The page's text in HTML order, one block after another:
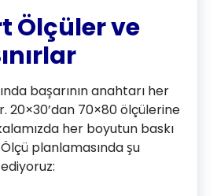
Ölçüler ve
başarının anahtarı her
20×30’dan 70×80 ölçülerine
her boyutun baskı
Ölçü planlamasında şu